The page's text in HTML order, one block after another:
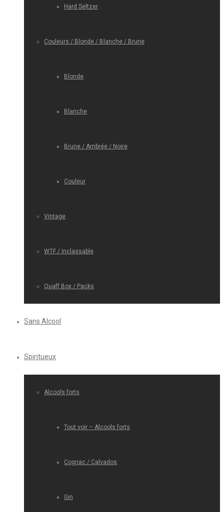
Hard Seltzer
Couleurs / Blonde / Blanche / Brune
Blonde
Blanche
Brune / Ambrée / Noire
Couleur
Vintage
WTF / Inclassable
Quaff Box / Packs
Sans Alcool
Spiritueux
Alcools forts
Tout voir – Alcools forts
Cognac / Calvados
Gin